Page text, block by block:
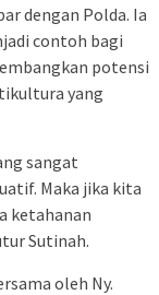
dengan Polda. Ia
contoh bagi
potensi
yang
sangat
Maka jika kita
ketahanan
Sutinah.
oleh Ny.